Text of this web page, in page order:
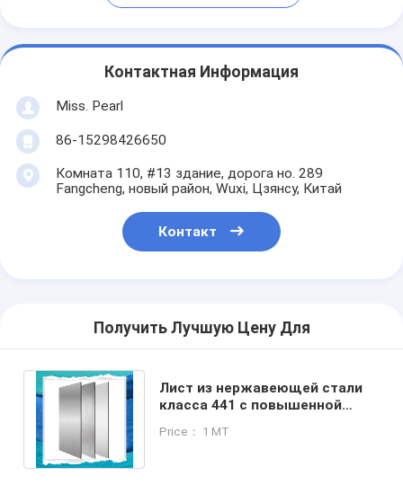
Контактная Информация
Miss. Pearl
86-15298426650
Комната 110, #13 здание, дорога но. 289
Fangcheng, новый район, Wuxi, Цзянсу, Китай
Контакт
Получить Лучшую Цену Для
Лист из нержавеющей стали
класса 441 с повышенной
- 20 мм
Price： 1 MT